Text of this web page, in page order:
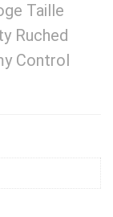
Taille
Ruched
Control